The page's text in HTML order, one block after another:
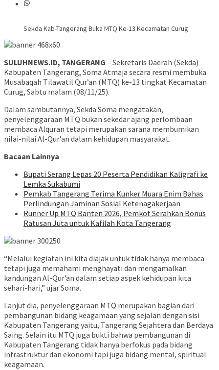
Sekda Kab-Tangerang Buka MTQ Ke-13 Kecamatan Curug
SULUHNEWS.ID, TANGERANG – Sekretaris Daerah (Sekda)
Kabupaten Tangerang, Soma Atmaja secara resmi membuka
Musabaqah Tilawatil Qur’an (MTQ) ke-13 tingkat Kecamatan
Curug, Sabtu malam (08/11/25).
Dalam sambutannya, Sekda Soma mengatakan,
penyelenggaraan MTQ bukan sekedar ajang perlombaan
membaca Alquran tetapi merupakan sarana membumikan
nilai-nilai Al-Qur’an dalam kehidupan masyarakat.
Bacaan Lainnya
Bupati Serang Lepas 20 Peserta Pendidikan Kaligrafi ke
Lemka Sukabumi
Pemkab Tangerang Terima Kunker Muara Enim Bahas
Perlindungan Jaminan Sosial Ketenagakerjaan
Runner Up MTQ Banten 2026, Pemkot Serahkan Bonus
Ratusan Juta untuk Kafilah Kota Tangerang
“Melalui kegiatan ini kita diajak untuk tidak hanya membaca
tetapi juga memahami menghayati dan mengamalkan
kandungan Al-Qur’an dalam setiap aspek kehidupan kita
sehari-hari,” ujar Soma.
Lanjut dia, penyelenggaraan MTQ merupakan bagian dari
pembangunan bidang keagamaan yang sejalan dengan sisi
Kabupaten Tangerang yaitu, Tangerang Sejahtera dan Berdaya
Saing. Selain itu MTQ juga bukti bahwa pembangunan di
Kabupaten Tangerang tidak hanya berfokus pada bidang
infrastruktur dan ekonomi tapi juga bidang mental, spiritual
keagamaan.